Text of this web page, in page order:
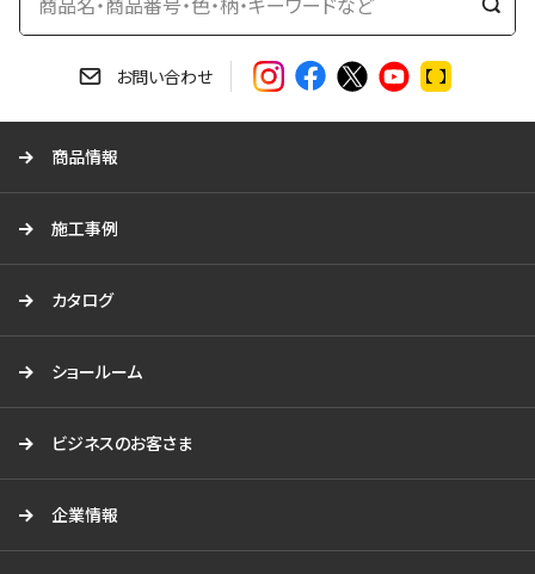
検
お問い合わせ
商品情報
施工事例
カタログ
ショールーム
ビジネスのお客さま
企業情報